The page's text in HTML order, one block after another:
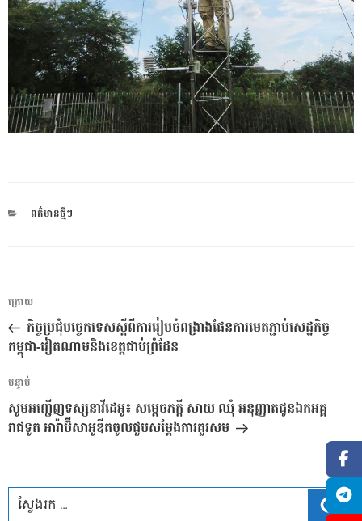
CATEGORIES
ពត៌មានថ្មីៗ
ការ​
នាំទិស​
ប្រកាស
អត្ថបទ
មុន
ក្រោយ
កិច្ចប្រជុំបច្ចេកទេសស្តីពីការរៀបចំពង្រាងផែនការមេតភ្ជាប់សេដ្ឋកិច្ច
កម្ពុជា-វៀតណាមនិងខេត្តជាប់ព្រំដែន
អត្ថបទ
បន្ទាប់
បន្ទាប់
សូមអញ្ជើញទស្សនាវីដេអូ៖ សម្តេចភក្ដី សាយ ឈុំ អនុញ្ញាតជូនឯកអគ្គ
រាជទូត អារ៉ាប៊ីសាអូឌីតចូលជួបសម្តែងការគួរសម
ស្វែ